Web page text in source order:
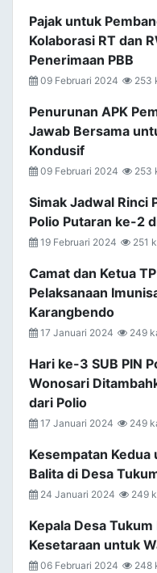
Pajak untuk
Kolaborasi RT dan
Penerimaan PBB
09 Februari 2024 253
Penurunan APK
Jawab Bersama
Kondusif
09 Februari 2024 253
Simak Jadwal Rinci
Polio Putaran ke-2
19 Februari 2024 251
Camat dan Ketua
Pelaksanaan
Karangbendo
17 Januari 2024 249
Hari ke-3 SUB PIN
Wonosari
dari Polio
17 Januari 2024 249
Kesempatan Kedua
Balita di Desa
24 Januari 2024 249
Kepala Desa
Kesetaraan untuk
06 Februari 2024 248